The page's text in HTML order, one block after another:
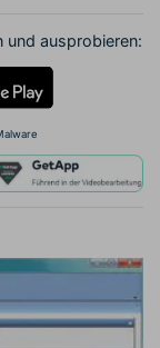
und ausprobieren: